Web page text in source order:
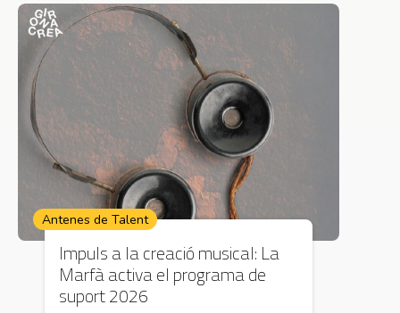
Antenes de Talent
Impuls a la creació musical: La
Marfà activa el programa de
suport 2026